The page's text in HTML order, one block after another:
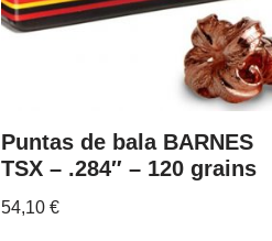
Puntas de bala BARNES
TSX – .284″ – 120 grains
54,10 €